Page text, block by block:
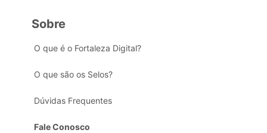
Sobre
O que é o Fortaleza Digital?
O que são os Selos?
Dúvidas Frequentes
Fale Conosco